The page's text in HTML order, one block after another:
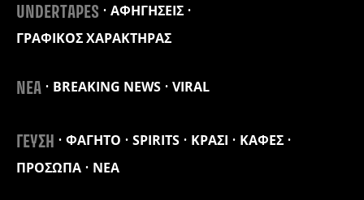
UNDERTAPES
ΑΦΗΓΗΣΕΙΣ
ΓΡΑΦΙΚΟΣ ΧΑΡΑΚΤΗΡΑΣ
ΝΕΑ BREAKING NEWS VIRAL
ΓΕΥΣΗ ΦΑΓΗΤΟ SPIRITS ΚΡΑΣΙ
ΚΑΦΕΣ
ΠΡΟΣΩΠΑ
ΝΕΑ